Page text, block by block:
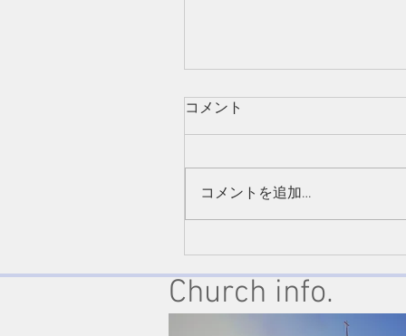
10:1-20
コメント
コメントを追加…
Church info.